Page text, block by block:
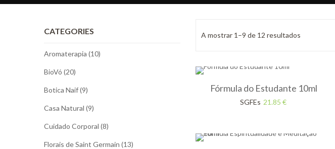
CATEGORIES
Aromaterapia (10)
BioVó (20)
Botica Naif (9)
Casa Natural (9)
Cuidado Corporal (8)
Florais de Saint Germain (13)
A mostrar 1–9 de 12 resultados
Ordenado
mais
Fórmula do Estudante 10ml
SGFEs 21.85 €